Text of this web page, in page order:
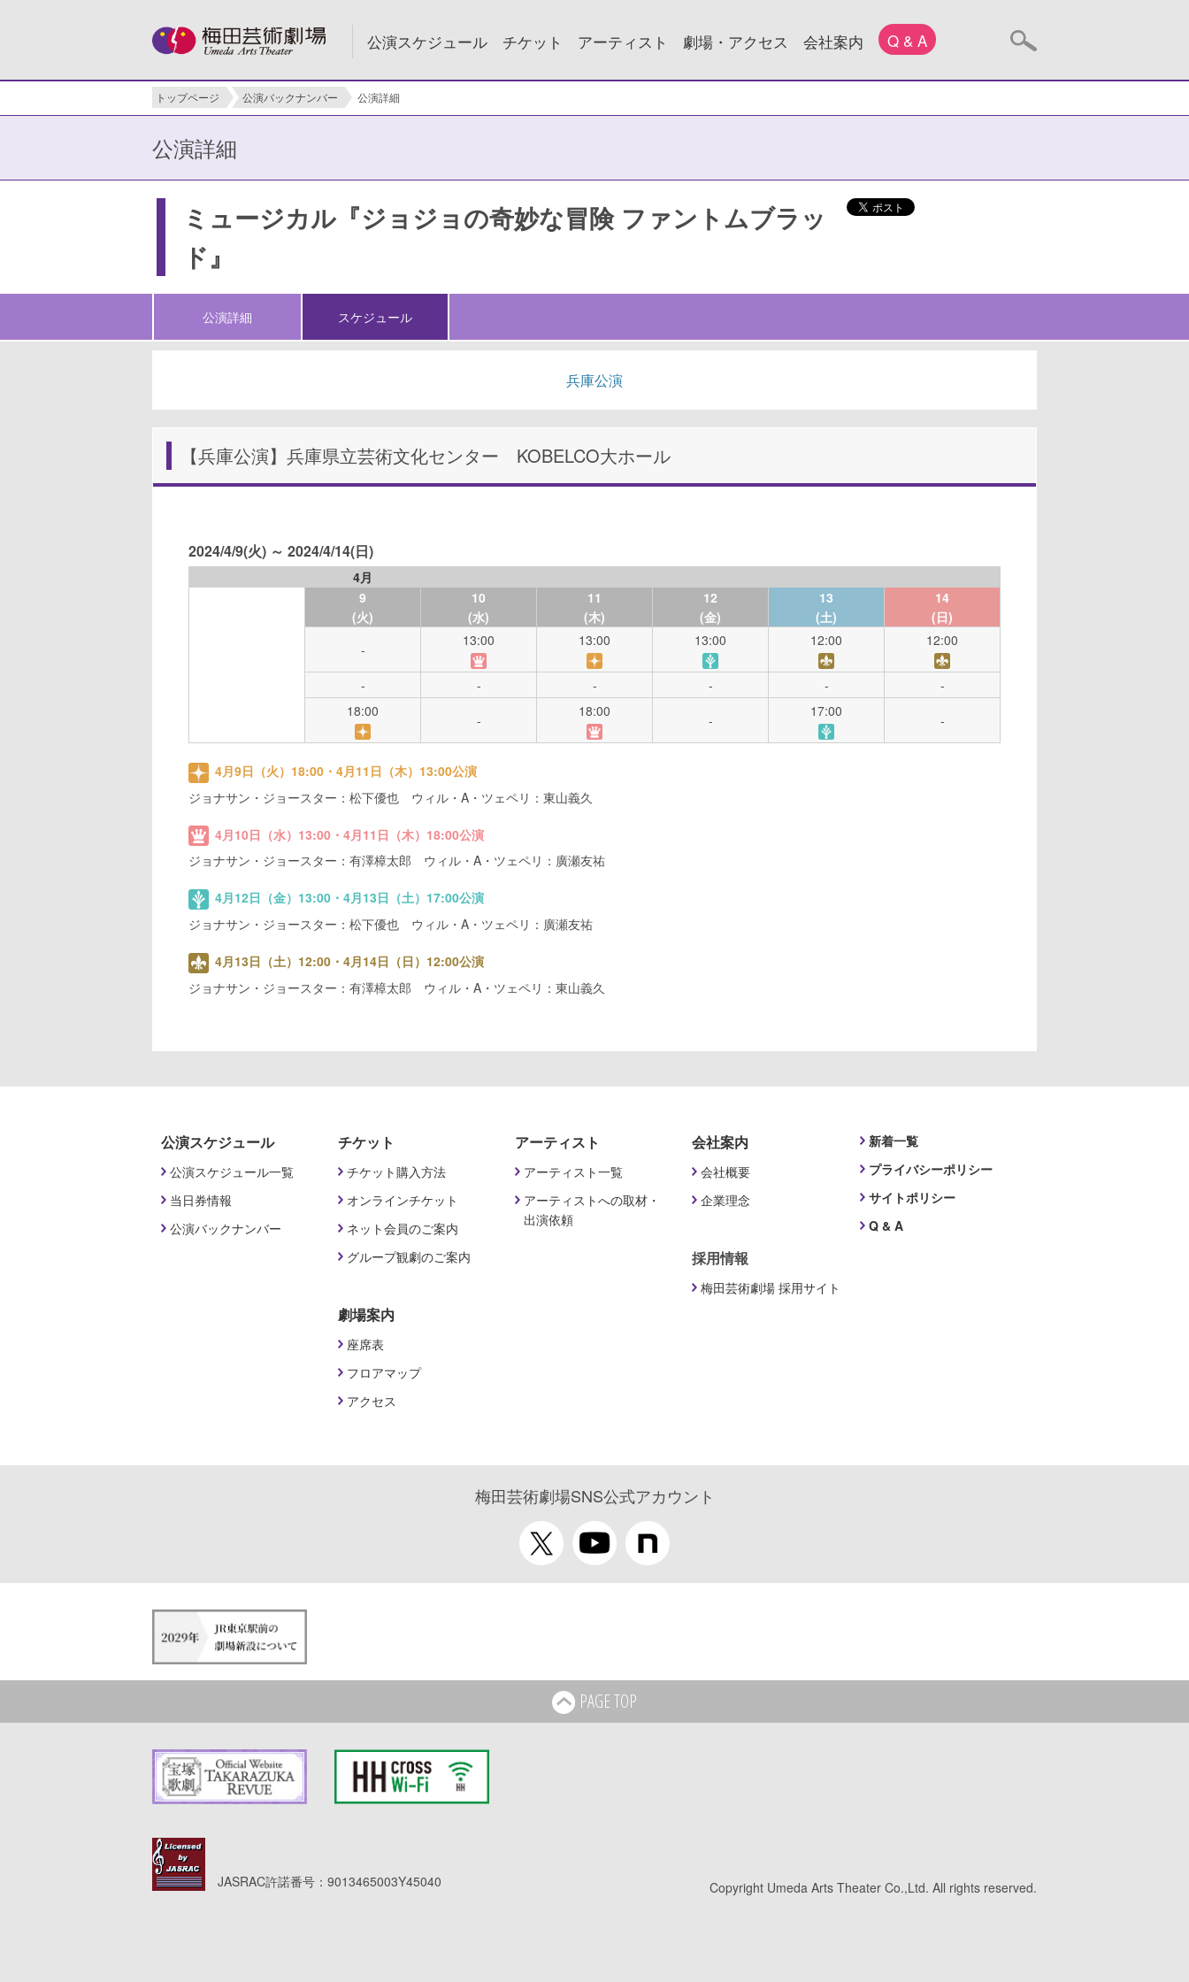
公演スケジュール チケット アーティスト 劇場・アクセス 会社案内 Q & A
トップページ 公演バックナンバー 公演詳細
公演詳細
ミュージカル『ジョジョの奇妙な冒険 ファントムブラッ
ド』
公演詳細 スケジュール
兵庫公演
【兵庫公演】兵庫県立芸術文化センター KOBELCO大ホール
2024/4/9(火) ～ 2024/4/14(日)
4月
9
(火)
10
(水)
11
(木)
12
(金)
13
(土)
14
(日)
-
13:00 13:00 13:00 12:00 12:00
- - - - -
-
18:00
-
18:00
-
17:00
-
4月9日（火）18:00・4月11日（木）13:00公演
ジョナサン・ジョースター：松下優也 ウィル・A・ツェペリ：東山義久
4月10日（水）13:00・4月11日（木）18:00公演
ジョナサン・ジョースター：有澤樟太郎 ウィル・A・ツェペリ：廣瀬友祐
4月12日（金）13:00・4月13日（土）17:00公演
ジョナサン・ジョースター：松下優也 ウィル・A・ツェペリ：廣瀬友祐
4月13日（土）12:00・4月14日（日）12:00公演
ジョナサン・ジョースター：有澤樟太郎 ウィル・A・ツェペリ：東山義久
公演スケジュール
公演スケジュール一覧
当日券情報
公演バックナンバー
チケット
チケット購入方法
オンラインチケット
ネット会員のご案内
グループ観劇のご案内
劇場案内
座席表
フロアマップ
アクセス
アーティスト
アーティスト一覧
アーティストへの取材・
出演依頼
会社案内
会社概要
企業理念
採用情報
梅田芸術劇場 採用サイト
新着一覧
プライバシーポリシー
サイトポリシー
Q & A
梅田芸術劇場SNS公式アカウント
PAGE TOP
JASRAC許諾番号：9013465003Y45040 Copyright Umeda Arts Theater Co.,Ltd. All rights reserved.